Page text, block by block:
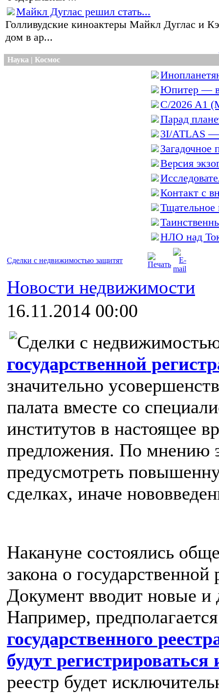
Майкл Дуглас решил стать...
Голливудские киноактеры Майкл Дуглас и
дом в ар...
Наука | Космос
Юпитер —
C/2026 A1
Парад
3I/ATLAS —
Загадочное
Версия
Контакт с
Тщательное
НЛО над
Сделки с недвижимостью защитят
Новости недвижимости
16.11.2014 00:00
государственной
значительно
палата вместе со
институтов в настоящее
предложения. По мнению
предусмотреть
сделках, иначе
Накануне состоялись
закона о
Документ вводит новые и
Например,
государственного
будут
реестр будет